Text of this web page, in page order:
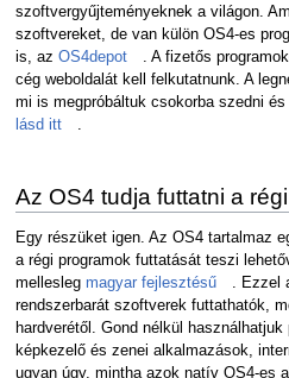
szoftvergyűjteményeknek a világon.
szoftvereket, de van külön OS4-es
is, az OS4depot
. A fizetős
cég weboldalát kell felkutatnunk. A
mi is megpróbáltuk csokorba szedni
lásd itt
Az OS4 tudja futtatni a
Egy részüket igen. Az OS4 tartalmaz
a régi programok futtatását teszi
mellesleg magyar fejlesztésű
. Ezzel
rendszerbarát szoftverek futtathatók,
hardverétől. Gond nélkül
képkezelő és zenei alkalmazások,
ugyan úgy, mintha azok natív OS4-es